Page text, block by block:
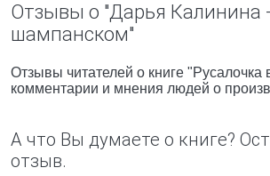
Отзывы о "Дарья Калинина
шампанском"
Отзывы читателей о книге
комментарии и мнения людей о
А что Вы думаете о книге?
отзыв.